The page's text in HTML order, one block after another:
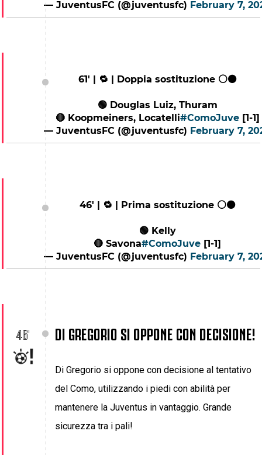
— JuventusFC (@juventusfc) February 7,
61' | 🔁 | Doppia sostituzione ⚪⚫
🟢 Douglas Luiz, Thuram
🔴 Koopmeiners, Locatelli#ComoJuve[1-1]
— JuventusFC (@juventusfc) February 7,
46' | 🔁 | Prima sostituzione ⚪⚫
🟢 Kelly
🔴 Savona#ComoJuve [1-1]
— JuventusFC (@juventusfc) February 7,
46' DI GREGORIO SI OPPONE CON DECISIONE!
Di Gregorio si oppone con decisione al tentativo
del Como, utilizzando i piedi con abilità per
mantenere la Juventus in vantaggio. Grande
sicurezza tra i pali!